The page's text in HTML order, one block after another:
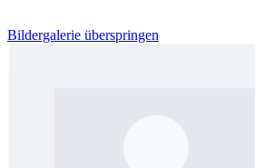
Bildergalerie überspringen